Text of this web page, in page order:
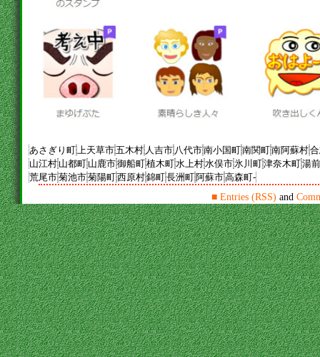
あさぎり町 上天草市五木村 人吉市 八代市南小国町南関町南阿蘇村
山江村 山都町 山鹿市御船町植木町水上村水俣市 氷川町津奈木町湯
荒尾市菊池市菊陽町西原村錦町長洲町阿蘇市高森町-
■ Entries (RSS) and